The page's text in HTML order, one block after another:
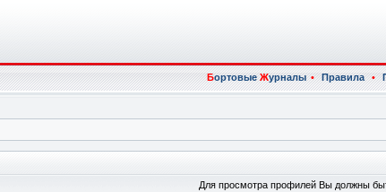
БортовыеЖурналы • Правила •
Для просмотра профилей Вы должны